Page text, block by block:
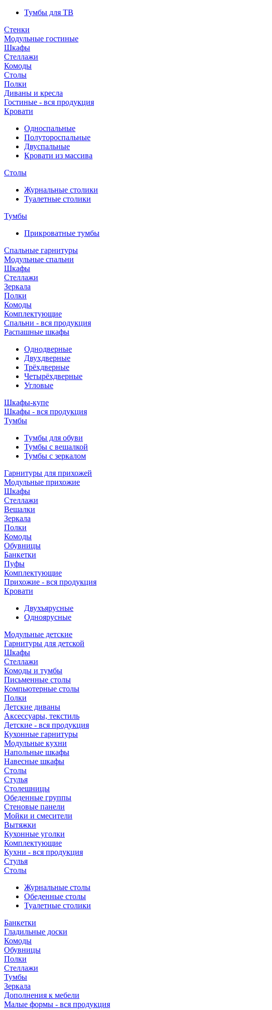
Тумбы для ТВ
Стенки
Модульные гостиные
Шкафы
Стеллажи
Комоды
Столы
Полки
Диваны и кресла
Гостиные - вся продукция
Кровати
Односпальные
Полутороспальные
Двуспальные
Кровати из массива
Столы
Журнальные столики
Туалетные столики
Тумбы
Прикроватные тумбы
Спальные гарнитуры
Модульные спальни
Шкафы
Стеллажи
Зеркала
Полки
Комоды
Комплектующие
Спальни - вся продукция
Распашные шкафы
Однодверные
Двухдверные
Трёхдверные
Четырёхдверные
Угловые
Шкафы-купе
Шкафы - вся продукция
Тумбы
Тумбы для обуви
Тумбы с вешалкой
Тумбы с зеркалом
Гарнитуры для прихожей
Модульные прихожие
Шкафы
Стеллажи
Вешалки
Зеркала
Полки
Комоды
Обувницы
Банкетки
Пуфы
Комплектующие
Прихожие - вся продукция
Кровати
Двухъярусные
Одноярусные
Модульные детские
Гарнитуры для детской
Шкафы
Стеллажи
Комоды и тумбы
Письменные столы
Компьютерные столы
Полки
Детские диваны
Аксессуары, текстиль
Детские - вся продукция
Кухонные гарнитуры
Модульные кухни
Напольные шкафы
Навесные шкафы
Столы
Стулья
Столешницы
Обеденные группы
Стеновые панели
Мойки и смесители
Вытяжки
Кухонные уголки
Комплектующие
Кухни - вся продукция
Стулья
Столы
Журнальные столы
Обеденные столы
Туалетные столики
Банкетки
Гладильные доски
Комоды
Обувницы
Полки
Стеллажи
Тумбы
Зеркала
Дополнения к мебели
Малые формы - вся продукция